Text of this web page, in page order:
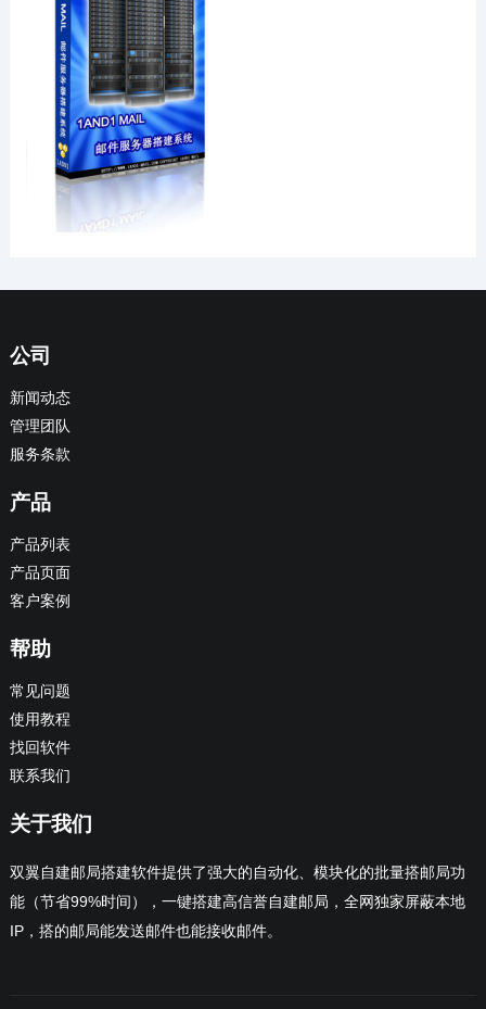
公司
新闻动态
管理团队
服务条款
产品
产品列表
产品页面
客户案例
帮助
常见问题
使用教程
找回软件
联系我们
关于我们
双翼自建邮局搭建软件提供了强大的自动化、模块化的批量搭邮局功
能（节省99%时间），一键搭建高信誉自建邮局，全网独家屏蔽本地
IP，搭的邮局能发送邮件也能接收邮件。